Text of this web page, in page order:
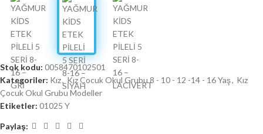
Stok kodu: 0058470102501
Kategoriler: Kız, Kız Çocuk Okul Grubu 8 - 10 - 12 -14 - 16 Yaş, Kız
Çocuk Okul Grubu Modeller
Etiketler: 01025 Y
Paylaş: